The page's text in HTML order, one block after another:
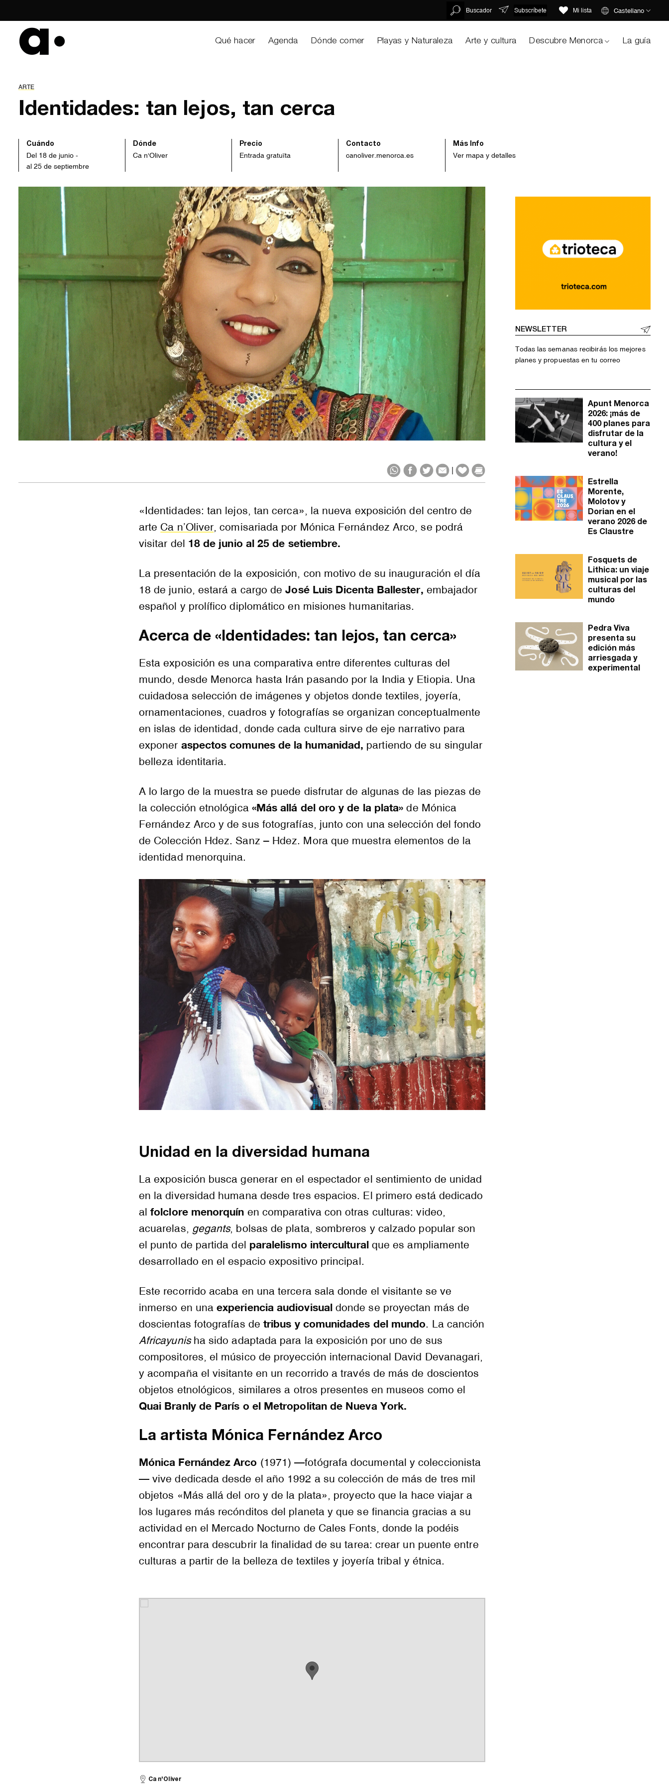
content
Buscador Subscríbete Mi lista Castellano
Qué hacer Agenda Dónde comer Playas y Naturaleza Arte y cultura Descubre Menorca La guía
ARTE
Identidades: tan lejos, tan cerca
Cuándo
Del 18 de junio -
al 25 de septiembre
Dónde
Ca n'Oliver
Precio
Entrada gratuïta
Contacto
canoliver.menorca.es
Más Info
Ver mapa y detalles
|
«Identidades: tan lejos, tan cerca», la nueva exposición del centro de
arte Ca n’Oliver, comisariada por Mónica Fernández Arco, se podrá
visitar del 18 de junio al 25 de setiembre.
La presentación de la exposición, con motivo de su inauguración el día
18 de junio, estará a cargo deJosé Luis Dicenta Ballester, embajador
español y prolífico diplomático en misiones humanitarias.
Acerca de «Identidades: tan lejos, tan cerca»
Esta exposición es una comparativa entre diferentes culturas del
mundo, desde Menorca hasta Irán pasando por la India y Etiopia. Una
cuidadosa selección de imágenes y objetos donde textiles, joyería,
ornamentaciones, cuadros y fotografías se organizan conceptualmente
en islas de identidad, donde cada cultura sirve de eje narrativo para
exponer aspectos comunes de la humanidad, partiendo de su singular
belleza identitaria.
A lo largo de la muestra se puede disfrutar de algunas de las piezas de
la colección etnológica «Más allá del oro y de la plata» de Mónica
Fernández Arco y de sus fotografías, junto con una selección del fondo
de Colección Hdez. Sanz – Hdez. Mora que muestra elementos de la
identidad menorquina.
Unidad en la diversidad humana
La exposición busca generar en el espectador el sentimiento de unidad
en la diversidad humana desde tres espacios. El primero está dedicado
alfolclore menorquín en comparativa con otras culturas: video,
acuarelas,
gegants, bolsas de plata, sombreros y calzado popular son
el punto de partida del paralelismo interculturalque es ampliamente
desarrollado en el espacio expositivo principal.
Este recorrido acaba en una tercera sala donde el visitante se ve
inmerso en unaexperiencia audiovisualdonde se proyectan más de
doscientas fotografías de tribus y comunidades del mundo. La canción
Africayunisha sido adaptada para la exposición por uno de sus
compositores, el músico de proyección internacional David Devanagari,
y acompaña el visitante en un recorrido a través de más de doscientos
objetos etnológicos, similares a otros presentes en museos como el
Quai Branly de París o el Metropolitan de Nueva York.
La artista Mónica Fernández Arco
Mónica Fernández Arco (1971) —fotógrafa documental y coleccionista
— vive dedicada desde el año 1992 a su colección de más de tres mil
objetos «Más allá del oro y de la plata», proyecto que la hace viajar a
los lugares más recónditos del planeta y que se financia gracias a su
actividad en el Mercado Nocturno de Cales Fonts, donde la podéis
encontrar para descubrir la finalidad de su tarea: crear un puente entre
culturas a partir de la belleza de textiles y joyería tribal y étnica.
Ca n'Oliver
NEWSLETTER
Todas las semanas recibirás los mejores
planes y propuestas en tu correo
Apunt Menorca
2026: ¡más de
400 planes para
disfrutar de la
cultura y el
verano!
Estrella
Morente,
Molotov y
Dorian en el
verano 2026 de
Es Claustre
Fosquets de
Lithica: un viaje
musical por las
culturas del
mundo
Pedra Viva
presenta su
edición más
arriesgada y
experimental